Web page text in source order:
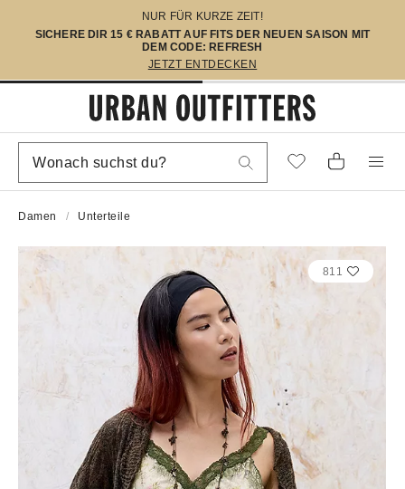
NUR FÜR KURZE ZEIT!
SICHERE DIR 15 € RABATT AUF FITS DER NEUEN SAISON MIT
DEM CODE: REFRESH
JETZT ENTDECKEN
Damen Unterteile
811